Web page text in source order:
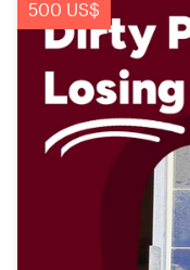
500 US$